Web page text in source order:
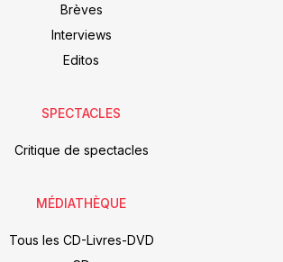
Brèves
Interviews
Editos
SPECTACLES
Critique de spectacles
MÉDIATHÈQUE
Tous les CD-Livres-DVD